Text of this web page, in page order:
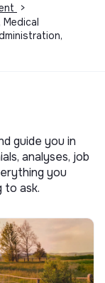
>
guide you in
analyses, job
you
to ask.